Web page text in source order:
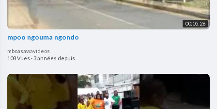
00:05:26
mpoo ngouma ngondo
mboasawavideos
108 Vues ·3 années depuis